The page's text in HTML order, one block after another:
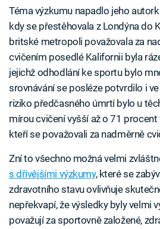
Téma výzkumu napadlo jeho
kdy se přestěhovala z Londýna do
britské metropoli považovala za
cvičením posedlé Kalifornii byla
jejichž odhodlání ke sportu bylo
srovnávání se posléze potvrdilo i
riziko předčasného úmrtí bylo u
mírou cvičení vyšší až o 71 procent
kteří se považovali za nadměrně
Zní to všechno možná velmi
s dřívějšími výzkumy, které se
zdravotního stavu ovlivňuje
nepřekvapí, že výsledky byly velmi
považují za sportovně založené,